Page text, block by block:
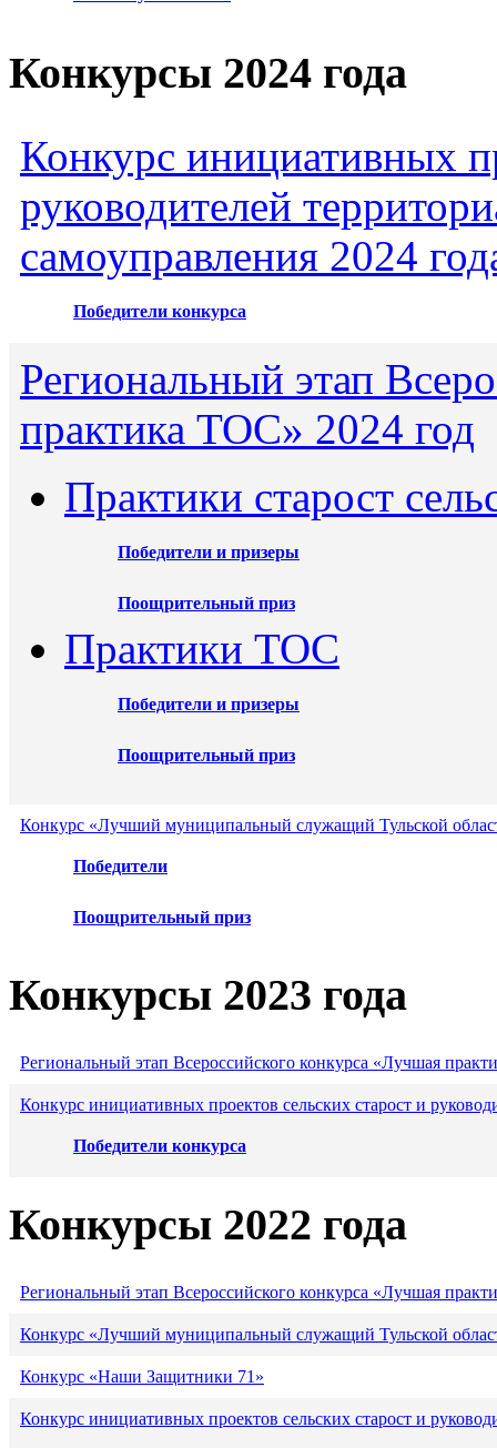
Конкурсы 2024 года
Конкурс инициативных
руководителей
самоуправления 2024
Победители конкурса
Региональный этап
практика ТОС» 2024 год
Практики старост
Победители и призеры
Поощрительный приз
Практики ТОС
Победители и призеры
Поощрительный приз
Конкурс «Лучший муниципальный служащий Тульской
Победители
Поощрительный приз
Конкурсы 2023 года
Региональный этап Всероссийского конкурса «Лучшая
Конкурс инициативных проектов сельских старост и
Победители конкурса
Конкурсы 2022 года
Региональный этап Всероссийского конкурса «Лучшая
Конкурс «Лучший муниципальный служащий Тульской
Конкурс «Наши Защитники 71»
Конкурс инициативных проектов сельских старост и